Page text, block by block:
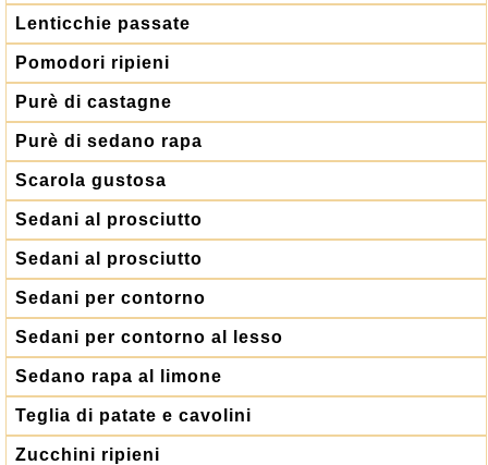
Lenticchie passate
Pomodori ripieni
Purè di castagne
Purè di sedano rapa
Scarola gustosa
Sedani al prosciutto
Sedani al prosciutto
Sedani per contorno
Sedani per contorno al lesso
Sedano rapa al limone
Teglia di patate e cavolini
Zucchini ripieni